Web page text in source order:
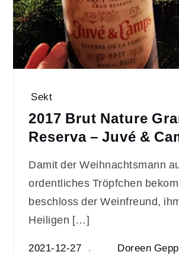
Sekt
2017 Brut Nature
Reserva – Juvé &
Damit der Weihnachtsmann
ordentliches Tröpfchen
beschloss der Weinfreund,
Heiligen […]
2021-12-27 Doreen